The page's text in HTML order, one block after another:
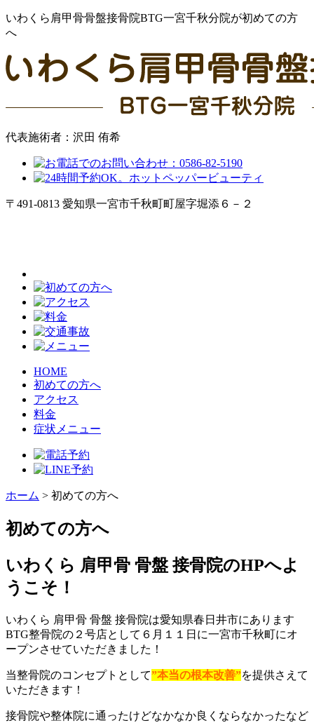
いわくら肩甲骨骨盤接骨院BTG一宮千秋分院が初めての方
へ
代表施術者：沢田 侑希
〒491-0813 愛知県一宮市千秋町町屋字堀添６－２
HOME
初めての方へ
アクセス
料金
症状メニュー
ホーム > 初めての方へ
初めての方へ
いわくら 肩甲骨 骨盤 接骨院のHPへよ
うこそ！
いわくら 肩甲骨 骨盤 接骨院は愛知県春日井市にあります
BTG整骨院の２号店として６月１１日に一宮市千秋町にオ
ープンさせていただきました！
当整骨院のコンセプトとして”本当の根本改善”を提供さえて
いただきます！
接骨院や整体院に通ったけどなかなか良くならなかったなど